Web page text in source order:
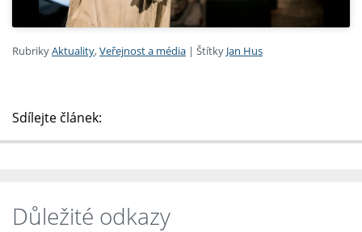
RubrikyAktuality,Veřejnost a média | Štítky Jan Hus
Sdílejte článek:
Důležité odkazy